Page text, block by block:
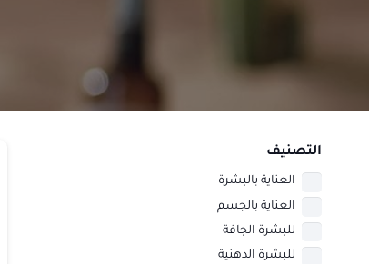
التصنيف
العناية بالبشرة
العناية بالجسم
للبشرة الجافة
للبشرة الدهنية